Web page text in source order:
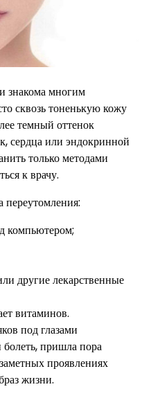
знакома многим
сквозь тоненькую кожу
темный оттенок
сердца или эндокринной
только методами
к врачу.
компьютером;
другие лекарственные
витаминов.
под глазами
болеть, пришла пора
проявлениях
жизни.